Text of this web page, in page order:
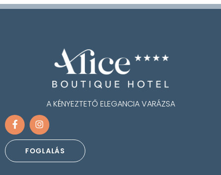
A KÉNYEZTETŐ ELEGANCIA VARÁZSA
FOGLALÁS